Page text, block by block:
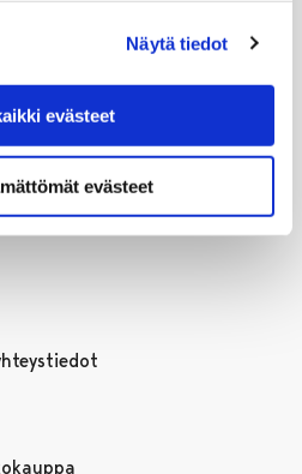
Näytä tiedot
evästeet
evästeet
Instagrammissa
välilehdessäYoutubessa
välilehdessä